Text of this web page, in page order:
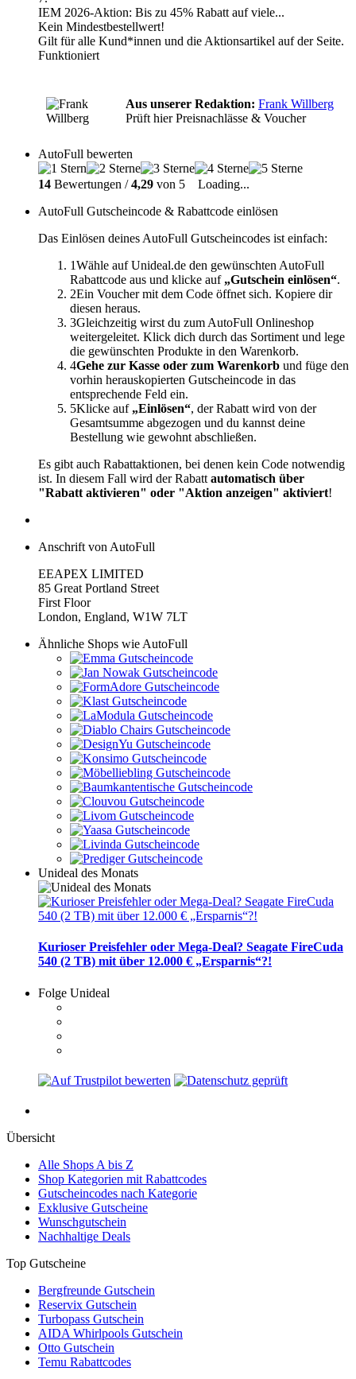
IEM 2026-Aktion: Bis zu 45% Rabatt auf viele...
Kein Mindestbestellwert!
Gilt für alle Kund*innen und die Aktionsartikel auf der Seite.
Funktioniert
Aus unserer Redaktion: Frank Willberg
Prüft hier Preisnachlässe & Voucher
AutoFull bewerten
14 Bewertungen /4,29 von 5
Loading...
AutoFull Gutscheincode & Rabattcode einlösen
Das Einlösen deines AutoFull Gutscheincodes ist einfach:
1Wähle auf Unideal.de den gewünschten AutoFull
Rabattcode aus und klicke auf „Gutschein einlösen“.
2Ein Voucher mit dem Code öffnet sich. Kopiere dir
diesen heraus.
3Gleichzeitig wirst du zum AutoFull Onlineshop
weitergeleitet. Klick dich durch das Sortiment und lege
die gewünschten Produkte in den Warenkorb.
4Gehe zur Kasse oder zum Warenkorb und füge den
vorhin herauskopierten Gutscheincode in das
entsprechende Feld ein.
5Klicke auf „Einlösen“, der Rabatt wird von der
Gesamtsumme abgezogen und du kannst deine
Bestellung wie gewohnt abschließen.
Es gibt auch Rabattaktionen, bei denen kein Code notwendig
ist. In diesem Fall wird der Rabatt automatisch über
"Rabatt aktivieren" oder "Aktion anzeigen" aktiviert!
Anschrift von AutoFull
EEAPEX LIMITED
85 Great Portland Street
First Floor
London, England, W1W 7LT
Ähnliche Shops wie AutoFull
Unideal des Monats
Kurioser Preisfehler oder Mega-Deal? Seagate FireCuda
540 (2 TB) mit über 12.000 € „Ersparnis“?!
Folge Unideal
Übersicht
Alle Shops A bis Z
Shop Kategorien mit Rabattcodes
Gutscheincodes nach Kategorie
Exklusive Gutscheine
Wunschgutschein
Nachhaltige Deals
Top Gutscheine
Bergfreunde Gutschein
Reservix Gutschein
Turbopass Gutschein
AIDA Whirlpools Gutschein
Otto Gutschein
Temu Rabattcodes